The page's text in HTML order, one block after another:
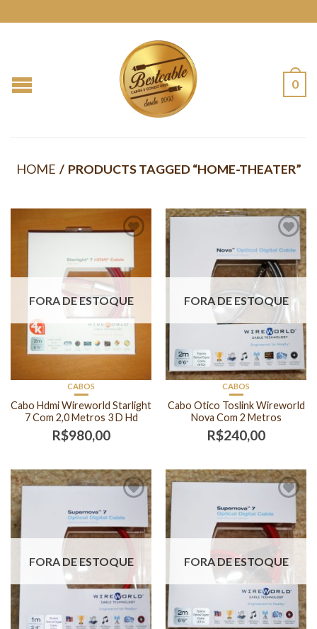
0
HOME / PRODUCTS TAGGED “HOME-THEATER”
FORA DE ESTOQUE
CABOS
Cabo Hdmi Wireworld Starlight
7 Com 2,0 Metros 3 D Hd
R$980,00
FORA DE ESTOQUE
CABOS
Cabo Otico Toslink Wireworld
Nova Com 2 Metros
R$240,00
FORA DE ESTOQUE FORA DE ESTOQUE